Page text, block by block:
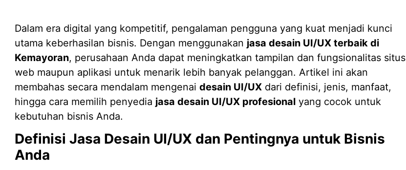
Dalam era digital yang kompetitif, pengalaman pengguna yang kuat menjadi kunci
utama keberhasilan bisnis. Dengan menggunakan jasa desain UI/UX terbaik di
Kemayoran, perusahaan Anda dapat meningkatkan tampilan dan fungsionalitas situs
web maupun aplikasi untuk menarik lebih banyak pelanggan. Artikel ini akan
membahas secara mendalam mengenai desain UI/UX dari definisi, jenis, manfaat,
hingga cara memilih penyedia jasa desain UI/UX profesional yang cocok untuk
kebutuhan bisnis Anda.
Definisi Jasa Desain UI/UX dan Pentingnya untuk Bisnis
Anda